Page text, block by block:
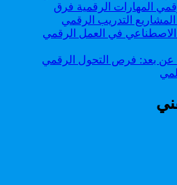
عن بعد: فرص التحول الرقمي